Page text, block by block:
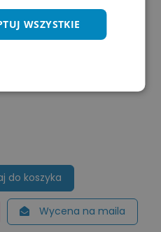
do koszyka
Wycena na maila
WSZYSTKIE